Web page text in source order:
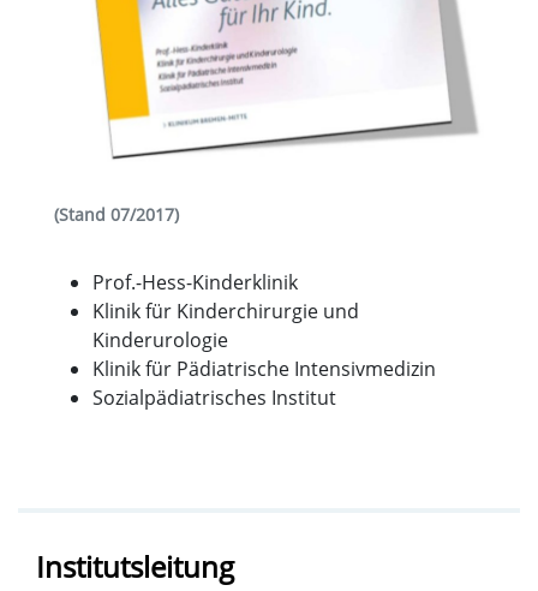
(Stand 07/2017)
Prof.-Hess-Kinderklinik
Klinik für Kinderchirurgie und
Kinderurologie
Klinik für Pädiatrische Intensivmedizin
Sozialpädiatrisches Institut
Institutsleitung